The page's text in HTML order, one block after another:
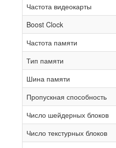
Частота видеокарты
Boost Clock
Частота памяти
Тип памяти
Шина памяти
Пропускная способность
Число шейдерных блоков
Число текстурных блоков